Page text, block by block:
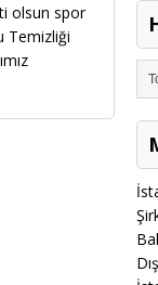
olsun spor
Temizliği